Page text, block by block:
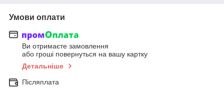
Умови оплати
Ви отримаєте замовлення
або гроші повернуться на вашу картку
Детальніше
Післяплата